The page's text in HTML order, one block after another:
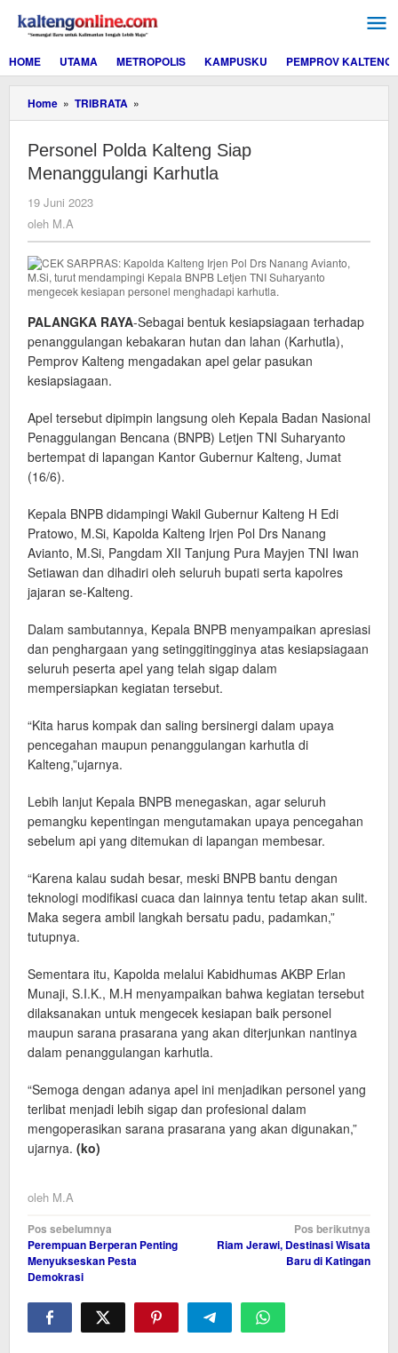
konten
HOME
UTAMA METROPOLIS KAMPUSKU PEMPROV KALTENG
Home » TRIBRATA »
Polda
Siap
Menanggulangi
Karhutla
Personel Polda Kalteng Siap
Menanggulangi Karhutla
19 Juni 2023
oleh M.A
PALANGKA RAYA-Sebagai bentuk kesiapsiagaan terhadap
penanggulangan kebakaran hutan dan lahan (Karhutla),
Pemprov Kalteng mengadakan apel gelar pasukan
kesiapsiagaan.
Apel tersebut dipimpin langsung oleh Kepala Badan Nasional
Penaggulangan Bencana (BNPB) Letjen TNI Suharyanto
bertempat di lapangan Kantor Gubernur Kalteng, Jumat
(16/6).
Kepala BNPB didampingi Wakil Gubernur Kalteng H Edi
Pratowo, M.Si, Kapolda Kalteng Irjen Pol Drs Nanang
Avianto, M.Si, Pangdam XII Tanjung Pura Mayjen TNI Iwan
Setiawan dan dihadiri oleh seluruh bupati serta kapolres
jajaran se-Kalteng.
Dalam sambutannya, Kepala BNPB menyampaikan apresiasi
dan penghargaan yang setinggitingginya atas kesiapsiagaan
seluruh peserta apel yang telah sigap dalam
mempersiapkan kegiatan tersebut.
“Kita harus kompak dan saling bersinergi dalam upaya
pencegahan maupun penanggulangan karhutla di
Kalteng,”ujarnya.
Lebih lanjut Kepala BNPB menegaskan, agar seluruh
pemangku kepentingan mengutamakan upaya pencegahan
sebelum api yang ditemukan di lapangan membesar.
“Karena kalau sudah besar, meski BNPB bantu dengan
teknologi modifikasi cuaca dan lainnya tentu tetap akan sulit.
Maka segera ambil langkah bersatu padu, padamkan,”
tutupnya.
Sementara itu, Kapolda melalui Kabidhumas AKBP Erlan
Munaji, S.I.K., M.H menyampaikan bahwa kegiatan tersebut
dilaksanakan untuk mengecek kesiapan baik personel
maupun sarana prasarana yang akan diterjunkan nantinya
dalam penanggulangan karhutla.
“Semoga dengan adanya apel ini menjadikan personel yang
terlibat menjadi lebih sigap dan profesional dalam
mengoperasikan sarana prasarana yang akan digunakan,”
ujarnya. (ko)
oleh M.A
Navigasi
pos
Pos sebelumnya
Perempuan Berperan Penting
Menyukseskan Pesta
Demokrasi
Pos berikutnya
Riam Jerawi, Destinasi Wisata
Baru di Katingan